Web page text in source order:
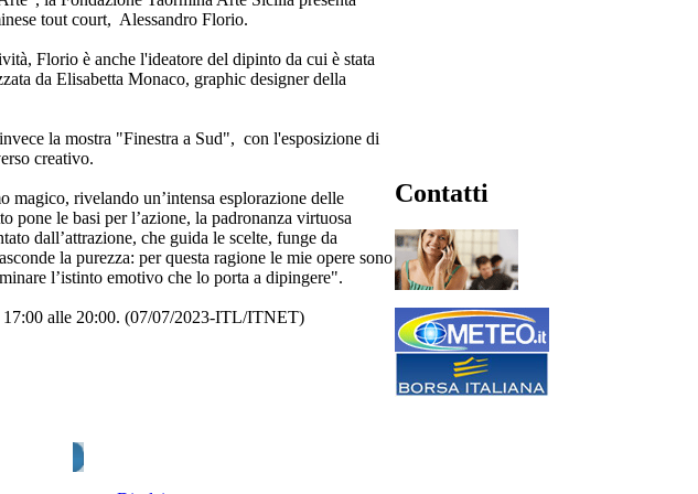
tout court, Alessandro Florio.
Florio è anche l'ideatore del dipinto da cui è stata
da Elisabetta Monaco, graphic designer della
la mostra "Finestra a Sud", con l'esposizione di
creativo.
rivelando un’intensa esplorazione delle
le basi per l’azione, la padronanza virtuosa
dall’attrazione, che guida le scelte, funge da
la purezza: per questa ragione le mie opere sono
l’istinto emotivo che lo porta a dipingere".
17:00 alle 20:00. (07/07/2023-ITL/ITNET)
Contatti